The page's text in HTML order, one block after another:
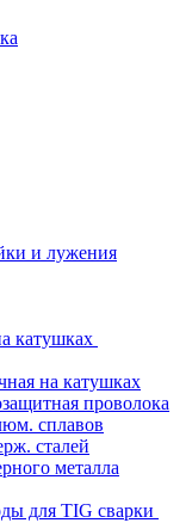
и лужения
катушках
на катушках
проволока
сплавов
сталей
металла
для TIG сварки